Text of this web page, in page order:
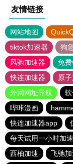
友情链接
网站地图
tiktok加速器
狗
风驰加速器
免
快连加速器
原
外网网址导航
哔咔漫画
快连加速器app
每天试用一小时加
西柚加速
飞驰